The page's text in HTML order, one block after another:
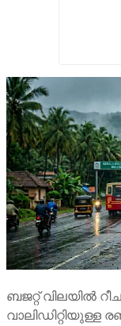
ബജറ്റ് വിലയിൽ
വാലിഡിറ്റിയുള്ള